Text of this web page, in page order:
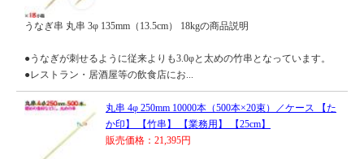
うなぎ串 丸串 3φ 135mm（13.5cm） 18kgの商品説明
●うなぎが刺せるように従来よりも3.0φと太めの竹串となっています。
●レストラン・居酒屋等の飲食店にお...
丸串 4φ 250mm 10000本（500本×20束）／ケース 【た
か印】 【竹串】 【業務用】 【25cm】
販売価格：21,395円